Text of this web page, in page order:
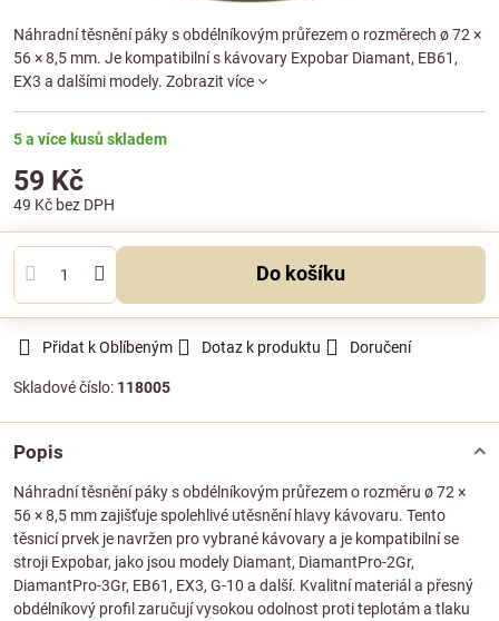
Náhradní těsnění páky s obdélníkovým průřezem o rozměrech ø 72 ×
56 × 8,5 mm. Je kompatibilní s kávovary Expobar Diamant, EB61,
EX3 a dalšími modely. Zobrazit více
5 a více kusů skladem
59 Kč
49 Kč bez DPH
Do košíku
Přidat k Oblíbeným Dotaz k produktu Doručení
Skladové číslo: 118005
Popis
Náhradní těsnění páky s obdélníkovým průřezem o rozměru ø 72 ×
56 × 8,5 mm zajišťuje spolehlivé utěsnění hlavy kávovaru. Tento
těsnicí prvek je navržen pro vybrané kávovary a je kompatibilní se
stroji Expobar, jako jsou modely Diamant, DiamantPro-2Gr,
DiamantPro-3Gr, EB61, EX3, G-10 a další. Kvalitní materiál a přesný
obdélníkový profil zaručují vysokou odolnost proti teplotám a tlaku